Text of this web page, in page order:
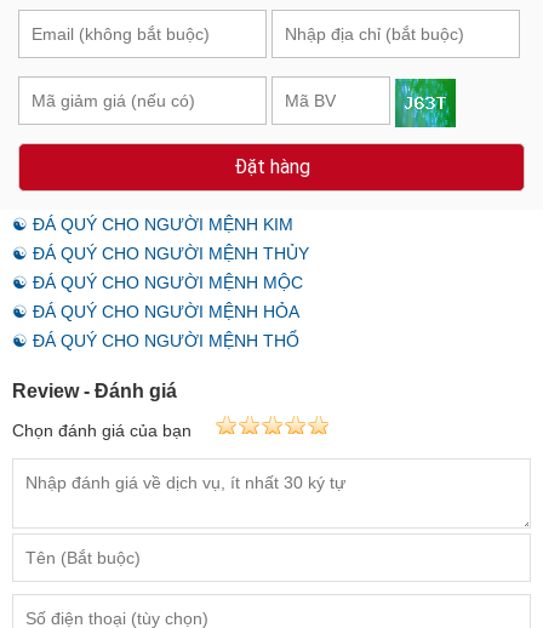
Đặt hàng
☯ ĐÁ QUÝ CHO NGƯỜI MỆNH KIM
☯ ĐÁ QUÝ CHO NGƯỜI MỆNH THỦY
☯ ĐÁ QUÝ CHO NGƯỜI MỆNH MỘC
☯ ĐÁ QUÝ CHO NGƯỜI MỆNH HỎA
☯ ĐÁ QUÝ CHO NGƯỜI MỆNH THỔ
Review - Đánh giá
Chọn đánh giá của bạn